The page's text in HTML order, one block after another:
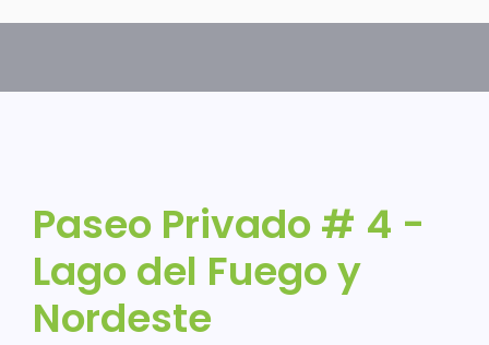
Paseo Privado # 4 -
Lago del Fuego y
Nordeste